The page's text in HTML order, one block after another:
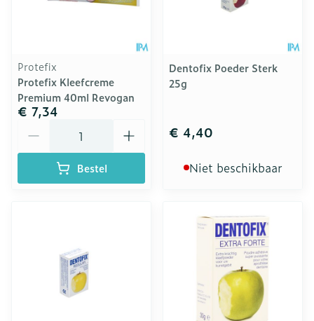
Protefix
Protefix Kleefcreme
Premium 40ml Revogan
€ 7,34
Bestel
Dentofix Poeder Sterk
25g
€ 4,40
Niet beschikbaar